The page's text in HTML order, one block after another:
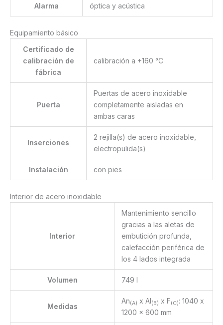
Alarma óptica y acústica
Equipamiento básico
Certificado de
calibración de
fábrica
calibración a +160 °C
Puerta
Puertas de acero inoxidable
completamente aisladas en
ambas caras
Inserciones
2 rejilla(s) de acero inoxidable,
electropulida(s)
Instalación con pies
Interior de acero inoxidable
Interior
Mantenimiento sencillo
gracias a las aletas de
embutición profunda,
calefacción periférica de
los 4 lados integrada
Volumen 749 l
Medidas
An(A) x Al(B) x F(C): 1040 x
1200 x 600 mm